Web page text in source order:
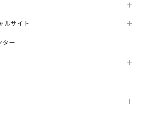
ルサイト
ター